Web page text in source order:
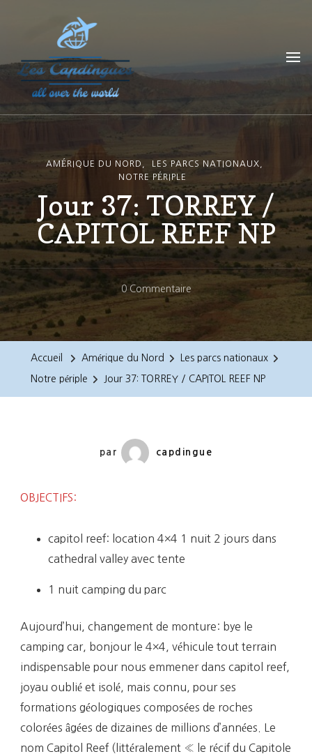
Les Capdingues
blog de voyage
AMÉRIQUE DU NORD
LES PARCS NATIONAUX
NOTRE PÉRIPLE
Jour 37: TORREY /
CAPITOL REEF NP
0 CommentaireSur
Jour
Accueil Amérique du Nord Les parcs nationaux
Notre périple Jour 37: TORREY / CAPITOL REEF NP
par capdingue
OBJECTIFS:
capitol reef: location 4×4 1 nuit 2 jours dans
cathedral valley avec tente
1 nuit camping du parc
Aujourd’hui, changement de monture: bye le
camping car, bonjour le 4×4, véhicule tout terrain
indispensable pour nous emmener dans capitol reef,
joyau oublié et isolé, mais connu, pour ses
formations géologiques composées de roches
colorées âgées de dizaines de millions d’années. Le
nom Capitol Reef (littéralement « le récif du Capitole